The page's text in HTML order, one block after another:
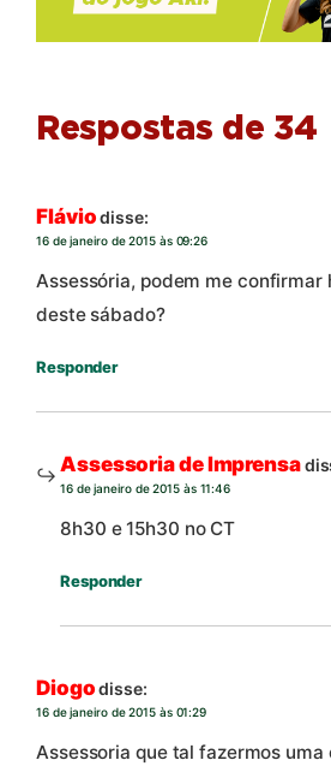
Respostas de 34
Fláviodisse:
16 de janeiro de 2015 às 09:26
Assessória, podem me confirmar
deste sábado?
Responder
Assessoria de Imprensa
16 de janeiro de 2015 às 11:46
8h30 e 15h30 no CT
Responder
Diogo disse:
16 de janeiro de 2015 às 01:29
Assessoria que tal fazermos uma